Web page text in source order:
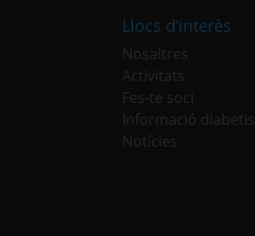
Llocs d’interès
Nosaltres
Activitats
Fes-te soci
Informació diabetis
Notícies